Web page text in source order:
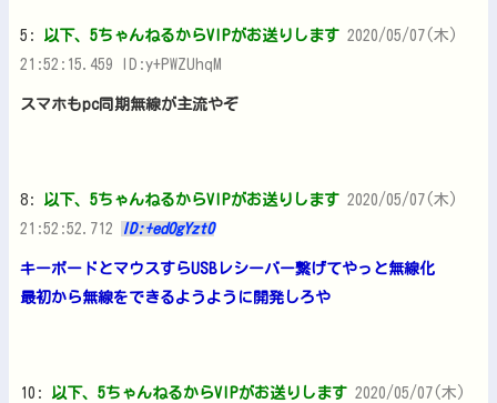
5: 以下、5ちゃんねるからVIPがお送りします 2020/05/07(木)
21:52:15.459 ID:y+PWZUhqM
スマホもpc同期無線が主流やぞ
8: 以下、5ちゃんねるからVIPがお送りします 2020/05/07(木)
21:52:52.712
ID:+edOgYzt0
キーボードとマウスすらUSBレシーバー繋げてやっと無線化
最初から無線をできるようように開発しろや
10: 以下、5ちゃんねるからVIPがお送りします 2020/05/07(木)